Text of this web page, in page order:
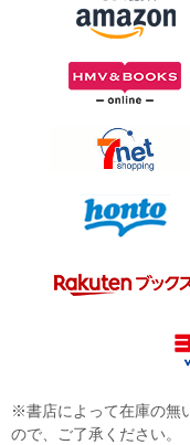
※書店によって在庫の無
ので、ご了承ください。